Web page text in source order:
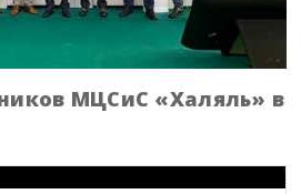
МЦСиС «Халяль» в